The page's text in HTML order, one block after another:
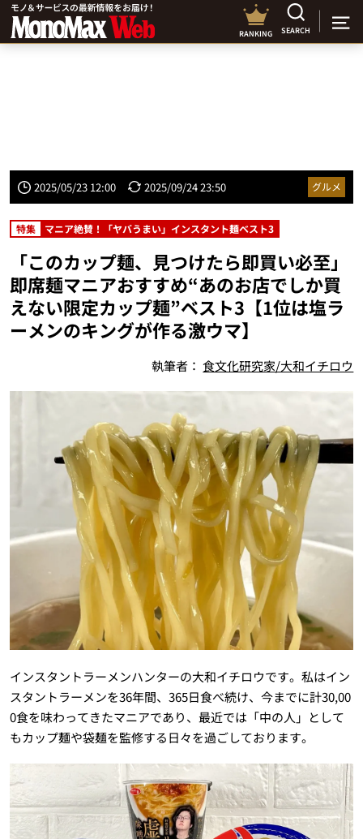
RANKING SEARCH
2025/05/23 12:00 2025/09/24 23:50 グルメ
特集 マニア絶賛！「ヤバうまい」インスタント麺ベスト3
「このカップ麺、見つけたら即買い必至」
即席麺マニアおすすめ“あのお店でしか買
えない限定カップ麺”ベスト3【1位は塩ラ
ーメンのキングが作る激ウマ】
執筆者：食文化研究家/大和イチロウ
インスタントラーメンハンターの大和イチロウです。私はイン
スタントラーメンを36年間、365日食べ続け、今までに計30,00
0食を味わってきたマニアであり、最近では「中の人」として
もカップ麺や袋麺を監修する日々を過ごしております。